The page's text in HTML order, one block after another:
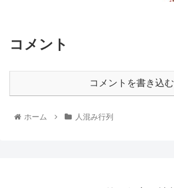
コメント
コメントを書き込む
ホーム 人混み行列